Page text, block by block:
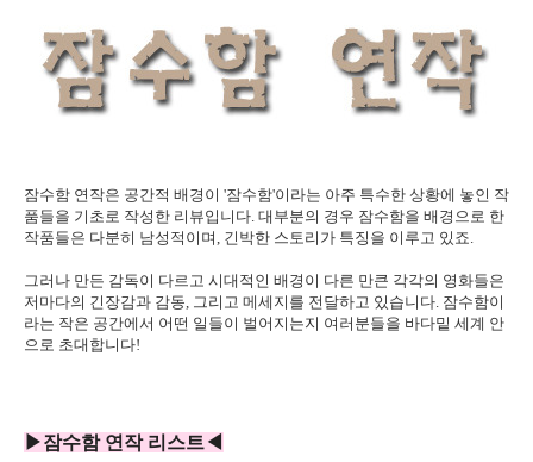
잠수함 연작은 공간적 배경이 '잠수함'이라는 아주 특수한 상황에 놓인 작
품들을 기초로 작성한 리뷰입니다. 대부분의 경우 잠수함을 배경으로 한
작품들은 다분히 남성적이며, 긴박한 스토리가 특징을 이루고 있죠.
그러나 만든 감독이 다르고 시대적인 배경이 다른 만큰 각각의 영화들은
저마다의 긴장감과 감동, 그리고 메세지를 전달하고 있습니다. 잠수함이
라는 작은 공간에서 어떤 일들이 벌어지는지 여러분들을 바다밑 세계 안
으로 초대합니다!
▶잠수함 연작 리스트◀